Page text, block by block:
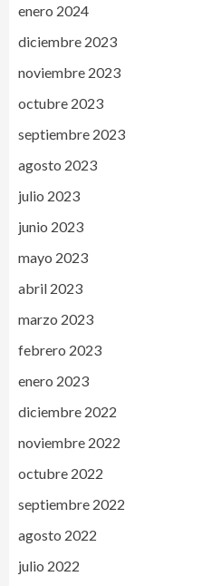
enero 2024
diciembre 2023
noviembre 2023
octubre 2023
septiembre 2023
agosto 2023
julio 2023
junio 2023
mayo 2023
abril 2023
marzo 2023
febrero 2023
enero 2023
diciembre 2022
noviembre 2022
octubre 2022
septiembre 2022
agosto 2022
julio 2022